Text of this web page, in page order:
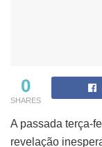
0
SHARES
A passada terça-
revelação